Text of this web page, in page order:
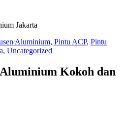
Jakarta
Aluminium, Pintu ACP, Pintu
, Uncategorized
Kokoh dan